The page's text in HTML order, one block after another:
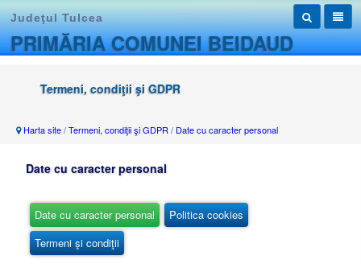
Judeţul Tulcea
PRIMĂRIA COMUNEI BEIDAUD
Termeni, condiţii şi GDPR
Harta site/Termeni, condiţii şi GDPR / Date cu caracter personal
Date cu caracter personal
Date cu caracter personal
Politica cookies
Termeni şi condiţii